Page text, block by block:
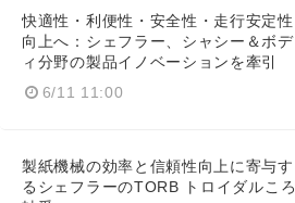
快適性・利便性・安全性・走行安定性
向上へ：シェフラー、シャシー＆ボデ
ィ分野の製品イノベーションを牽引
6/11 11:00
製紙機械の効率と信頼性向上に寄与す
るシェフラーのTORB トロイダルころ